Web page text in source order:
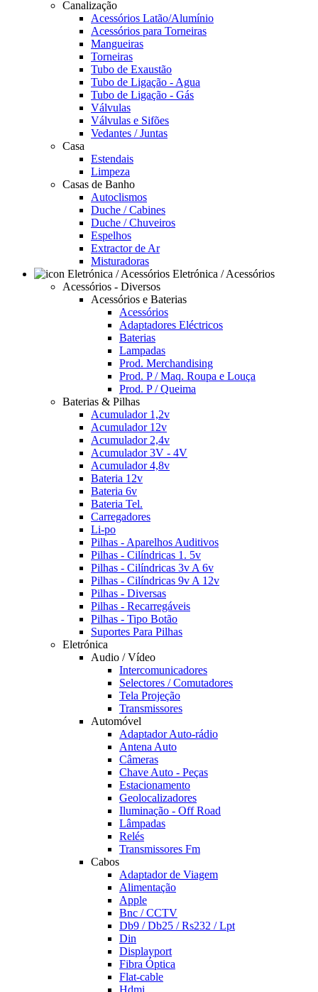
Canalização
Acessórios Latão/Alumínio
Acessórios para Torneiras
Mangueiras
Torneiras
Tubo de Exaustão
Tubo de Ligação - Agua
Tubo de Ligação - Gás
Válvulas
Válvulas e Sifões
Vedantes / Juntas
Casa
Estendais
Limpeza
Casas de Banho
Autoclismos
Duche / Cabines
Duche / Chuveiros
Espelhos
Extractor de Ar
Misturadoras
Eletrónica / Acessórios
Acessórios - Diversos
Acessórios e Baterias
Acessórios
Adaptadores Eléctricos
Baterias
Lampadas
Prod. Merchandising
Prod. P / Maq. Roupa e Louça
Prod. P / Queima
Baterias & Pilhas
Acumulador 1,2v
Acumulador 12v
Acumulador 2,4v
Acumulador 3V - 4V
Acumulador 4,8v
Bateria 12v
Bateria 6v
Bateria Tel.
Carregadores
Li-po
Pilhas - Aparelhos Auditivos
Pilhas - Cilíndricas 1. 5v
Pilhas - Cilíndricas 3v A 6v
Pilhas - Cilíndricas 9v A 12v
Pilhas - Diversas
Pilhas - Recarregáveis
Pilhas - Tipo Botão
Suportes Para Pilhas
Eletrónica
Audio / Vídeo
Intercomunicadores
Selectores / Comutadores
Tela Projeção
Transmissores
Automóvel
Adaptador Auto-rádio
Antena Auto
Câmeras
Chave Auto - Peças
Estacionamento
Geolocalizadores
Iluminação - Off Road
Lâmpadas
Relés
Transmissores Fm
Cabos
Adaptador de Viagem
Alimentação
Apple
Bnc / CCTV
Db9 / Db25 / Rs232 / Lpt
Din
Displayport
Fibra Óptica
Flat-cable
Hdmi